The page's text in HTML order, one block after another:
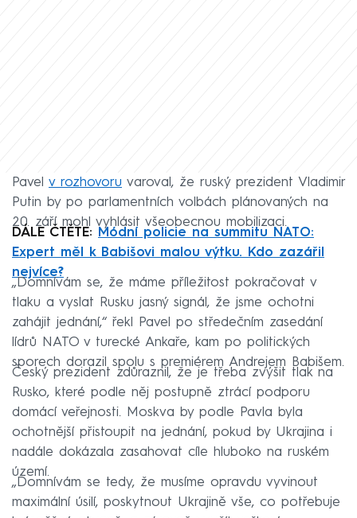
Pavel v rozhovoru varoval, že ruský prezident Vladimir
Putin by po parlamentních volbách plánovaných na
20. září mohl vyhlásit všeobecnou mobilizaci.
DÁLE ČTĚTE: Módní policie na summitu NATO:
Expert měl k Babišovi malou výtku. Kdo zazářil
nejvíce?
„Domnívám se, že máme příležitost pokračovat v
tlaku a vyslat Rusku jasný signál, že jsme ochotni
zahájit jednání,“ řekl Pavel po středečním zasedání
lídrů NATO v turecké Ankaře, kam po politických
sporech dorazil spolu s premiérem Andrejem Babišem.
Český prezident zdůraznil, že je třeba zvýšit tlak na
Rusko, které podle něj postupně ztrácí podporu
domácí veřejnosti. Moskva by podle Pavla byla
ochotnější přistoupit na jednání, pokud by Ukrajina i
nadále dokázala zasahovat cíle hluboko na ruském
území.
„Domnívám se tedy, že musíme opravdu vyvinout
maximální úsilí, poskytnout Ukrajině vše, co potřebuje